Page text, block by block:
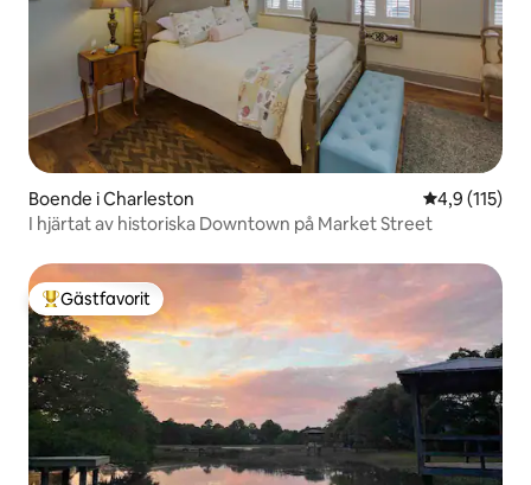
Boende i Charleston 4,9 av 5 i
4,9 (115)
I hjärtat av historiska Downtown på Market Street
Populär gästfavorit
Gästfavorit